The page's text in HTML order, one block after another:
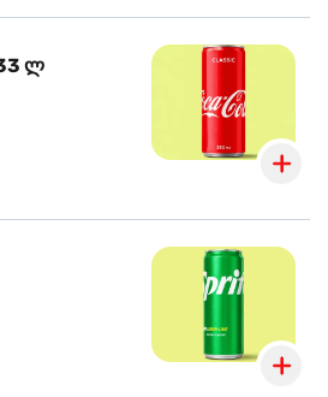
ზერო 0.33 ლ